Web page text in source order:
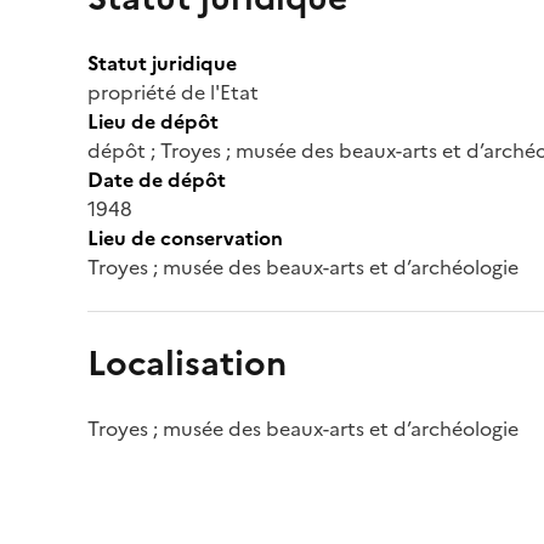
Statut juridique
propriété de l'Etat
Lieu de dépôt
dépôt ; Troyes ; musée des beaux-arts et
Date de dépôt
1948
Lieu de conservation
Troyes ; musée des beaux-arts et d’archéologie
Localisation
Troyes ; musée des beaux-arts et d’archéologie